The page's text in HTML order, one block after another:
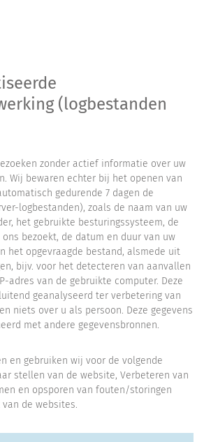
(logbestanden
zonder actief informatie over uw
Wij bewaren echter bij het openen van
gedurende 7 dagen de
logbestanden), zoals de naam van uw
het gebruikte besturingssysteem, de
bezoekt, de datum en duur van uw
het opgevraagde bestand, alsmede uit
bijv. voor het detecteren van aanvallen
adres van de gebruikte computer. Deze
geanalyseerd ter verbetering van
niets over u als persoon. Deze gegevens
met andere gegevensbronnen.
en gebruiken wij voor de volgende
stellen van de website, Verbeteren van
en opsporen van fouten/storingen
de websites.